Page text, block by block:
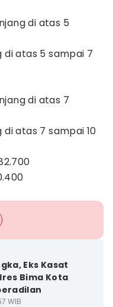
di atas 5
di atas 5 sampai 7
di atas 7
atas 7 sampai 10
Eks Kasat
Bima Kota
WIB